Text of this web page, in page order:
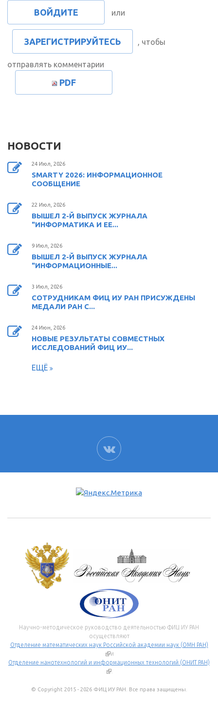
ВОЙДИТЕ или
ЗАРЕГИСТРИРУЙТЕСЬ , чтобы
отправлять комментарии
PDF
НОВОСТИ
24 Июл, 2026
SMARTY 2026: ИНФОРМАЦИОННОЕ
СООБЩЕНИЕ
22 Июл, 2026
ВЫШЕЛ 2-Й ВЫПУСК ЖУРНАЛА
"ИНФОРМАТИКА И ЕЕ...
9 Июл, 2026
ВЫШЕЛ 2-Й ВЫПУСК ЖУРНАЛА
"ИНФОРМАЦИОННЫЕ...
3 Июл, 2026
СОТРУДНИКАМ ФИЦ ИУ РАН ПРИСУЖДЕНЫ
МЕДАЛИ РАН С...
24 Июн, 2026
НОВЫЕ РЕЗУЛЬТАТЫ СОВМЕСТНЫХ
ИССЛЕДОВАНИЙ ФИЦ ИУ...
ЕЩЁ
ВК
Научно-методическое руководство деятельностью ФИЦ ИУ РАН
осуществляют
Отделение математических наук Российской академии наук (ОМН РАН)
(внешняя ссылка)
и
Отделение нанотехнологий и информационных технологий (ОНИТ РАН)
(внешняя ссылка)
.
© Copyright 2015 - 2026 ФИЦ ИУ РАН. Все права защищены.